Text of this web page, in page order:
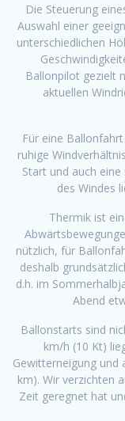
Die Steuerung
Auswahl einer
unterschiedlichen
Ballonpilot gezielt
aktuellen
Für eine
ruhige
Start und auch
des Windes
Thermik ist
nützlich, für
deshalb
d.h. im
Abend
Ballonstarts sind
km/h (10 Kt)
Gewitterneigung und
km). Wir verzichten
Zeit geregnet hat